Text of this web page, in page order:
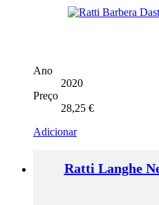
Ano
2020
Preço
28,25 €
Adicionar
Ratti Langhe